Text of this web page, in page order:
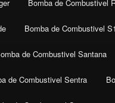
Bomba de Combustivel
Bomba de Combustivel
de Combustivel Santana
de Combustivel Sentra